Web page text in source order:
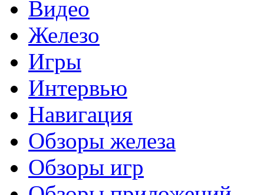
Видео
Железо
Игры
Интервью
Навигация
Обзоры железа
Обзоры игр